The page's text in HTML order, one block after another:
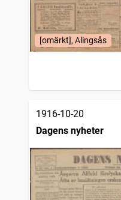
[omärkt], Alingsås
1916-10-20
Dagens nyheter